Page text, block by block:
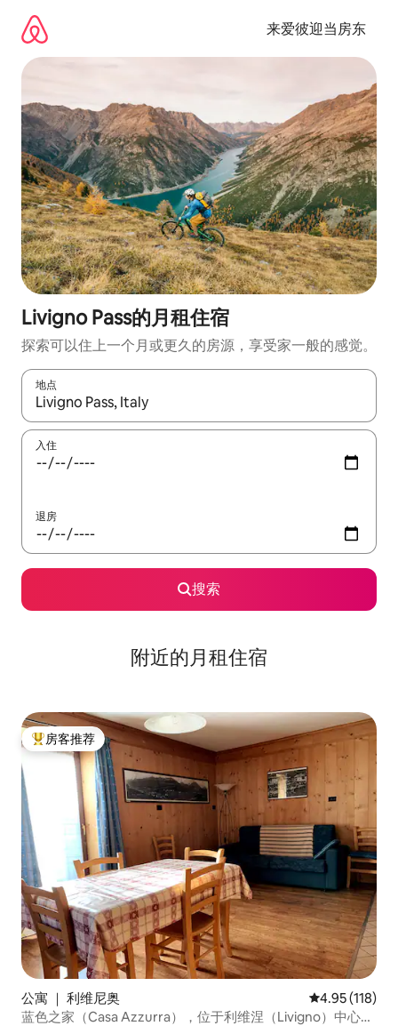
来爱彼迎当房东
Livigno Pass的月租住宿
探索可以住上一个月或更久的房源，享受家一般的感觉。
地点
如有搜索结果，请使用上下方向键查看，或通过点击或滑动手势
入住
退房
搜索
附近的月租住宿
热门「房客推荐」
房客推荐
公寓 ｜ 利维尼奥 平均评分 4.95
4.95 (118)
蓝色之家（Casa Azzurra），位于利维涅（Livigno）中心地